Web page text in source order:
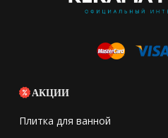
АКЦИИ
Плитка для ванной